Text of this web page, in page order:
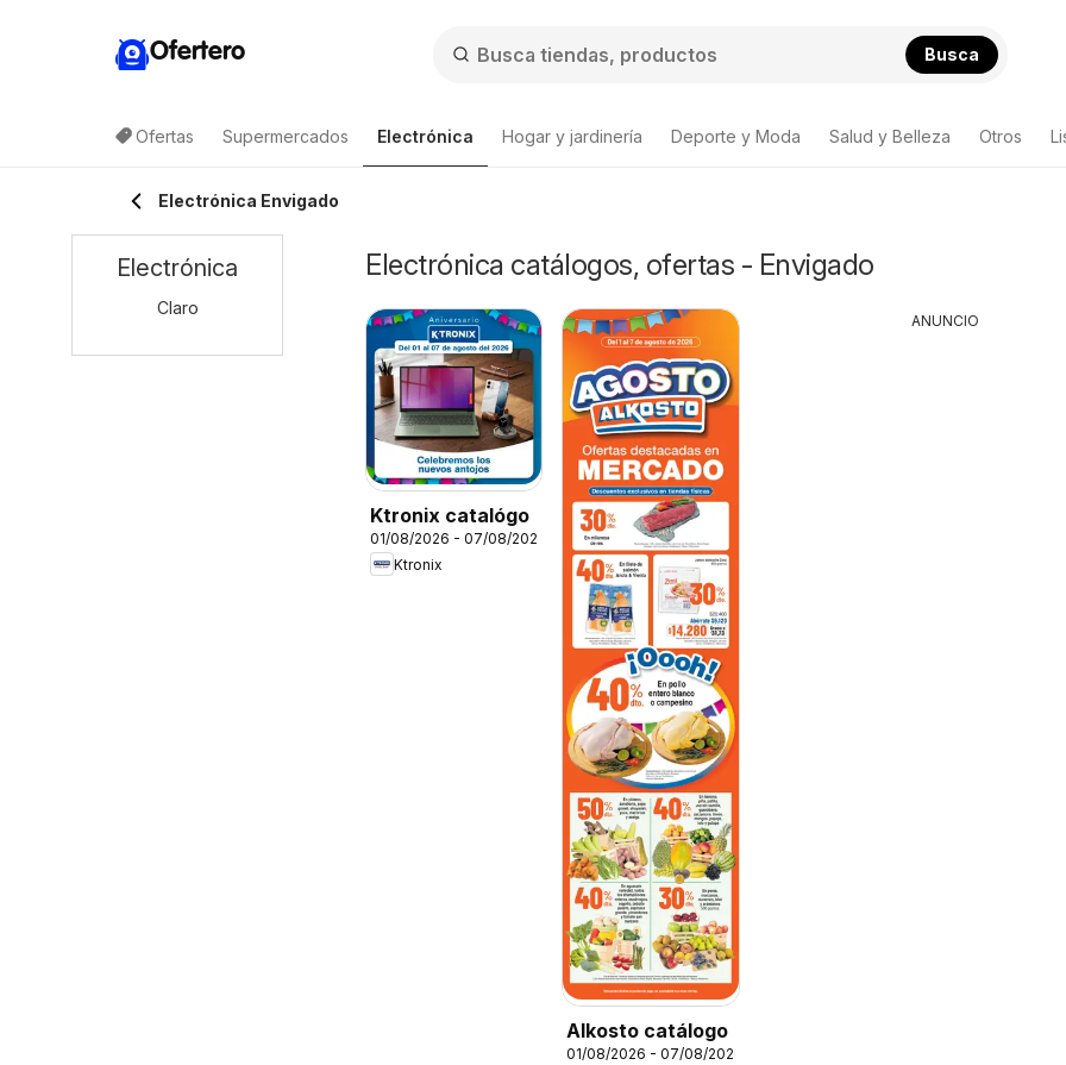
Ofertero Busca
Ofertas Supermercados Electrónica Hogar y jardinería Deporte y Moda Salud y Belleza Otros
Electrónica Envigado
Electrónica catálogos, ofertas - Envigado
Ktronix catalógo
01/08/2026 - 07/08/2026
Ktronix
Alkosto catálogo
01/08/2026 - 07/08/2026
ANUNCIO
Electrónica
Claro